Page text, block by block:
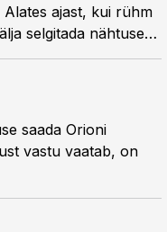
Alates ajast, kui rühm
selgitada nähtuse
vaatlused.
saada Orioni
vastu vaatab, on